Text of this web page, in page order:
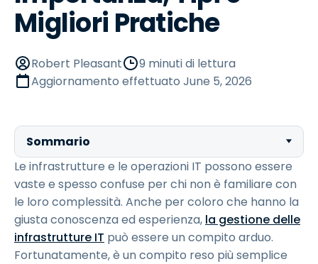
Migliori Pratiche
Robert Pleasant
9 minuti di lettura
Aggiornamento effettuato June 5, 2026
Sommario
Le infrastrutture e le operazioni IT possono essere
vaste e spesso confuse per chi non è familiare con
le loro complessità. Anche per coloro che hanno la
giusta conoscenza ed esperienza, la gestione delle
infrastrutture IT può essere un compito arduo.
Fortunatamente, è un compito reso più semplice